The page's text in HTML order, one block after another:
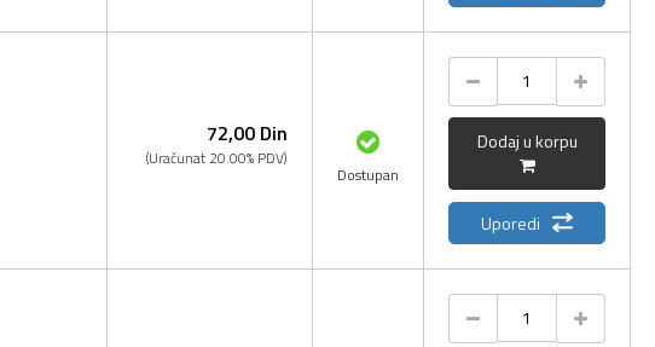
72,00 Din
(Uračunat 20.00% PDV)
Dostupan
Dodaj u korpu
Uporedi